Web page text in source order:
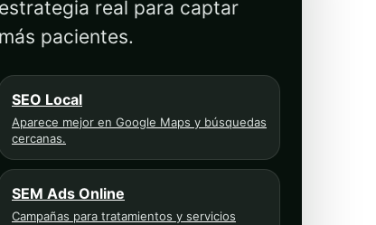
estrategia real para captar
más pacientes.
SEO Local
Aparece mejor en Google Maps y búsquedas
cercanas.
SEM Ads Online
Campañas para tratamientos y servicios